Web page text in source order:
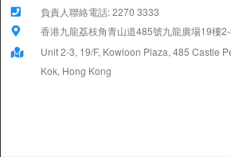
負責人聯絡電話: 2270 3333
香港九龍荔枝角青山道485號九龍廣場19樓
Unit 2-3, 19/F, Kowloon Plaza, 485 Castle
Kok, Hong Kong